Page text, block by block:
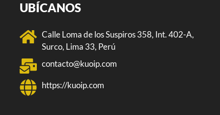
UBÍCANOS
Calle Loma de los Suspiros 358, Int. 402-A,
Surco, Lima 33, Perú
contacto@kuoip.com
https://kuoip.com